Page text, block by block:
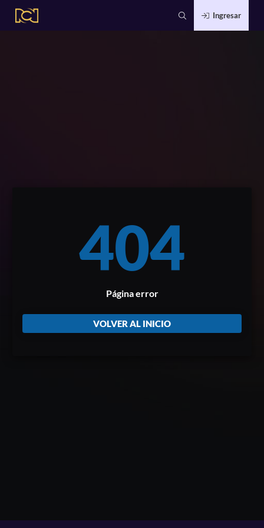
Ingresar
404
Página error
VOLVER AL INICIO